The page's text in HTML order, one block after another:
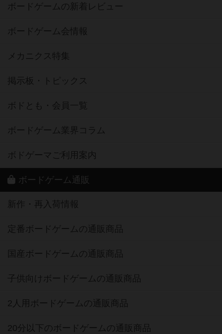
ボードゲームの新着レビュー
ボードゲーム会情報
メカニクス特集
掲示板・トピックス
ボドとも・会員一覧
ボードゲーム業界コラム
ボドゲーマご利用案内
ボードゲーム通販
新作・再入荷情報
定番ボードゲームの通販商品
国産ボードゲームの通販商品
子供向けボードゲームの通販商品
2人用ボードゲームの通販商品
20分以下のボードゲームの通販商品